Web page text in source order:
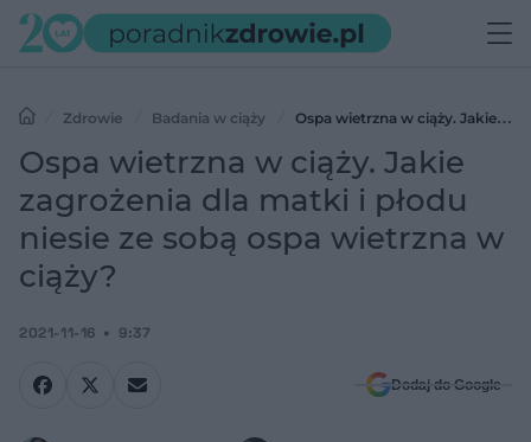
Zdrowie Badania w ciąży
Ospa wietrzna w ciąży. Jakie
zagrożenia dla matki i płodu niesie ze sobą ospa wietrzna w ciąży?
Ospa wietrzna w ciąży. Jakie
zagrożenia dla matki i płodu
niesie ze sobą ospa wietrzna w
ciąży?
2021-11-16 9:37
Dodaj do Google